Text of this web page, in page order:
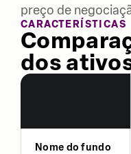
preço de
CARACTERÍSTICAS
dos
Nome do fundo